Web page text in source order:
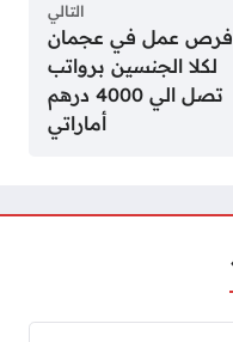
التالي
فرص عمل في عجمان
لكلا الجنسين برواتب
تصل الي 4000 درهم
أماراتي